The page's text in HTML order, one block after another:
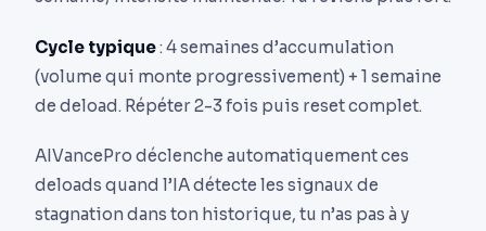
Cycle typique: 4 semaines d’accumulation
(volume qui monte progressivement) + 1 semaine
de deload. Répéter 2-3 fois puis reset complet.
AIVancePro déclenche automatiquement ces
deloads quand l’IA détecte les signaux de
stagnation dans ton historique, tu n’as pas à y